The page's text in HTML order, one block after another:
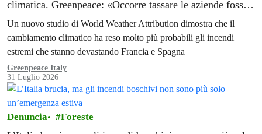
climatica. Greenpeace: «Occorre tassare le aziende fossili
Un nuovo studio di World Weather Attribution dimostra che il
cambiamento climatico ha reso molto più probabili gli incendi
estremi che stanno devastando Francia e Spagna
Greenpeace Italy
31 Luglio 2026
Denuncia Foreste